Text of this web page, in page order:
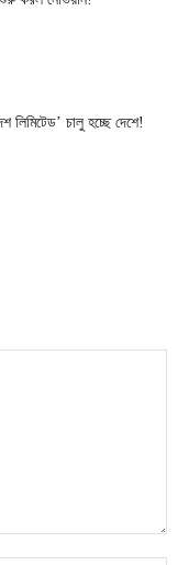
লিমিটেড’ চালু হচ্ছে দেশে!